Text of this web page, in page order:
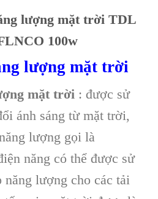
lượng mặt trời TDL
100w
lượng mặt trời
mặt trời : được sử
ánh sáng từ mặt trời,
lượng gọi là
năng có thể được sử
năng lượng cho các tải